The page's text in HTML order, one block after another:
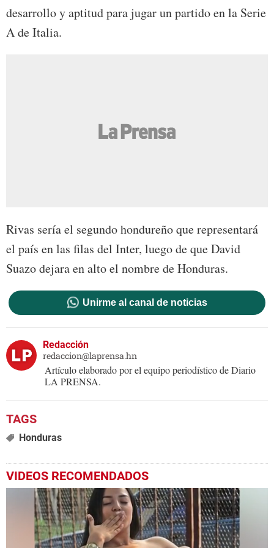
desarrollo y aptitud para jugar un partido en la Serie
A de Italia.
Rivas sería el segundo hondureño que representará
el país en las filas del Inter, luego de que David
Suazo dejara en alto el nombre de Honduras.
Unirme al canal de noticias
Redacción
redaccion@laprensa.hn
Artículo elaborado por el equipo periodístico de Diario
LA PRENSA.
Honduras
VIDEOS RECOMENDADOS